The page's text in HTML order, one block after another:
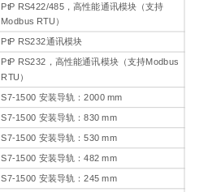
PtP RS422/485，高性能通讯模块（支持
Modbus RTU）
PtP RS232通讯模块
PtP RS232，高性能通讯模块（支持Modbus
RTU）
S7-1500 安装导轨：2000 mm
S7-1500 安装导轨：830 mm
S7-1500 安装导轨：530 mm
S7-1500 安装导轨：482 mm
S7-1500 安装导轨：245 mm